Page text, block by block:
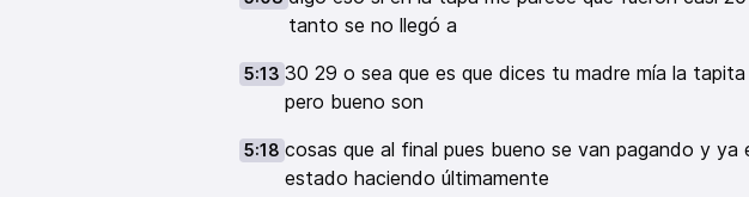
tanto se no llegó a
5:13 30 29 o sea que es que dices tu madre mía la
pero bueno son
5:18 cosas que al final pues bueno se van pagando y
estado haciendo últimamente